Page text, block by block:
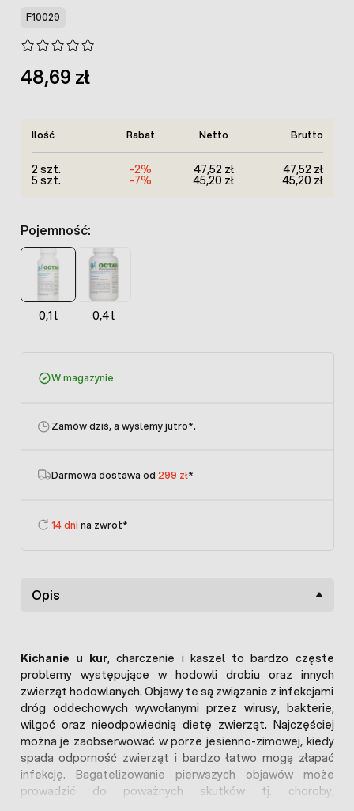
F10029
48,69 zł
Pojemność:
0,1 l 0,4 l
Ilość Rabat Netto Brutto
2 szt. -2% 47,52 zł 47,52 zł
5 szt. -7% 45,20 zł 45,20 zł
W magazynie
Zamów dziś, a wyślemy jutro*.
Darmowa dostawa od 299 zł*
14 dni na zwrot*
Opis
Kichanie u kur, charczenie i kaszel to bardzo częste
problemy występujące w hodowli drobiu oraz innych
zwierząt hodowlanych. Objawy te są związanie z infekcjami
dróg oddechowych wywołanymi przez wirusy, bakterie,
wilgoć oraz nieodpowiednią dietę zwierząt. Najczęściej
można je zaobserwować w porze jesienno-zimowej, kiedy
spada odporność zwierząt i bardzo łatwo mogą złapać
infekcję. Bagatelizowanie pierwszych objawów może
prowadzić do poważnych skutków tj. choroby,